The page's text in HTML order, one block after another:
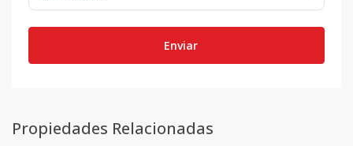
Enviar
Propiedades Relacionadas